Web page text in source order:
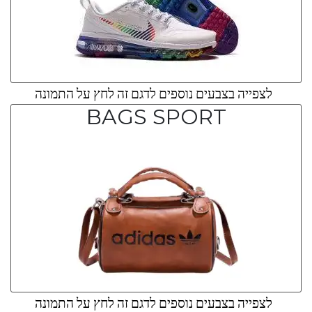
לצפייה בצבעים נוספים לדגם זה לחץ על התמונה
BAGS SPORT
לצפייה בצבעים נוספים לדגם זה לחץ על התמונה